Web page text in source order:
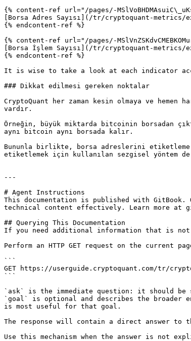
{% content-ref url="/pages/-
[Borsa Adres Sayısı](/tr/cryptoquant-metrics/
{% endcontent-ref %}
{% content-ref url="/pages/-
[Borsa İşlem Sayısı](/tr/cryptoquant-metrics/
{% endcontent-ref %}
It is wise to take a look at each indicator
### Dikkat edilmesi gereken noktalar
CryptoQuant her zaman kesin olmaya ve
vardır.
Örneğin, büyük miktarda bitcoinin borsadan
aynı bitcoin aynı borsada kalır.
Bununla birlikte, borsa adreslerini etiketleme
etiketlemek için kullanılan sezgisel yöntem de
---
# Agent Instructions
This documentation is published with GitBook.
technical content effectively. Learn more at
## Querying This Documentation
If you need additional information that is not
Perform an HTTP GET request on the current
```
GET https://userguide.cryptoquant.com/tr/
```
`ask` is the immediate question: it should
`goal` is optional and describes the broader
is most useful for that goal.
The response will contain a direct answer to
Use this mechanism when the answer is